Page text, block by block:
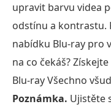
upravit barvu videa
odstínu a kontrastu.
nabídku Blu-ray pro
na co čekáš?
Blu-ray Všechno
Poznámka. Ujistěte